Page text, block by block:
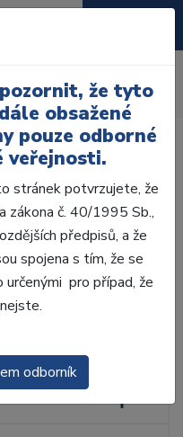
Mikromotoryže tyto
obsažené
pouze odborné
veřejnosti.
stránek potvrzujete, že
zákona č. 40/1995 Sb.,
předpisů, a že
spojena s tím, že se
pro případ, že
odborník